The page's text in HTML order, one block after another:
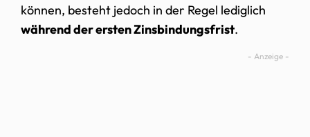
können, besteht jedoch in der Regel lediglich
während der ersten Zinsbindungsfrist.